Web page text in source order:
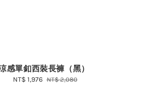
感單釦西裝長褲（黑）
Sale
NT$ 1,976 Regular
NT$ 2,080